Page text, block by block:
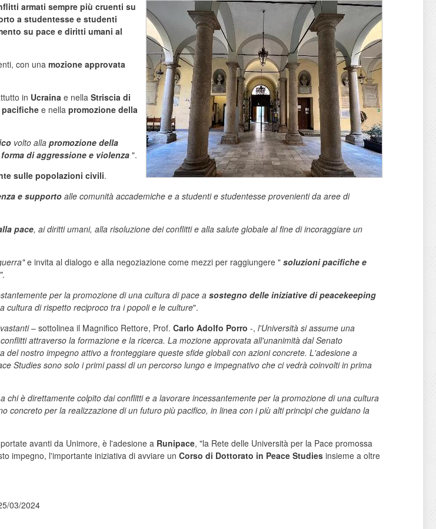
armati sempre più cruenti su
a studentesse e studenti
su pace e diritti umani al
con unamozione approvata
in Ucraina e nella Striscia di
e nella promozione della
volto alla promozione della
di aggressione e violenza ".
sulle popolazioni civili.
e supporto alle comunità accademiche e a studenti e studentesse provenienti da aree di
pace, ai diritti umani, alla risoluzione dei conflitti e alla salute globale al fine di incoraggiare un
e invita al dialogo e alla negoziazione come mezzi per raggiungere " soluzioni pacifiche e
.
per la promozione di una cultura di pacea sostegno delle iniziative di peacekeeping
cultura di rispetto reciproco tra i popoli e le culture".
– sottolinea il Magnifico Rettore, Prof. Carlo Adolfo Porro -, l'Università si assume una
attraverso la formazione e la ricerca. La mozione approvata all'unanimità dal Senato
nostro impegno attivo a fronteggiare queste sfide globali con azioni concrete. L'adesione a
Studies sono solo i primi passi di un percorso lungo e impegnativo che ci vedrà coinvolti in prima
chi è direttamente colpito dai conflitti e a lavorare incessantemente per la promozione di una cultura
concreto per la realizzazione di un futuro più pacifico, in linea con i più alti principi che guidano la
avanti da Unimore, è l'adesione a Runipace, "la Rete delle Università per la Pace promossa
impegno, l'importante iniziativa di avviare un Corso di Dottorato in Peace Studies insieme a oltre
03/2024